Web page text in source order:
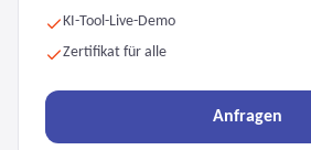
KI-Tool-Live-Demo
Zertifikat für alle
Anfragen